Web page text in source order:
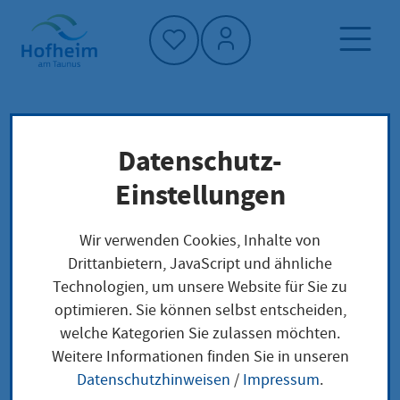
Startseite"
Wirtschaft Internetversorgung
Internetversorgung
Internetversorgung und freies WLAN in
Hofheim am Taunus
Eine schnelle und sichere Internetverbindung ist in
der heutigen Zeit nicht mehr wegzudenken und
Datenschutz-
Einstellungen
Wir verwenden Cookies, Inhalte von
Drittanbietern, JavaScript und ähnliche
Technologien, um unsere Website für Sie zu
optimieren. Sie können selbst entscheiden,
welche Kategorien Sie zulassen möchten.
Weitere Informationen finden Sie in unseren
Datenschutzhinweisen / Impressum.